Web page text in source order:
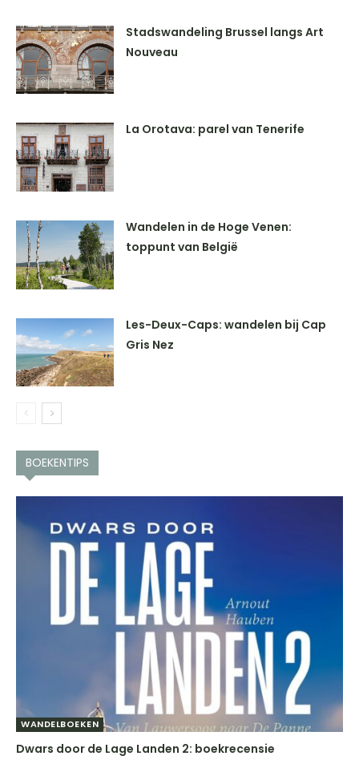
Stadswandeling Brussel langs Art
Nouveau
La Orotava: parel van Tenerife
Wandelen in de Hoge Venen:
toppunt van België
Les-Deux-Caps: wandelen bij Cap
Gris Nez
BOEKENTIPS
WANDELBOEKEN
Dwars door de Lage Landen 2: boekrecensie